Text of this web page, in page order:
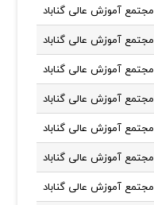
مجتمع آموزش عالی گناباد
مجتمع آموزش عالی گناباد
مجتمع آموزش عالی گناباد
مجتمع آموزش عالی گناباد
مجتمع آموزش عالی گناباد
مجتمع آموزش عالی گناباد
مجتمع آموزش عالی گناباد